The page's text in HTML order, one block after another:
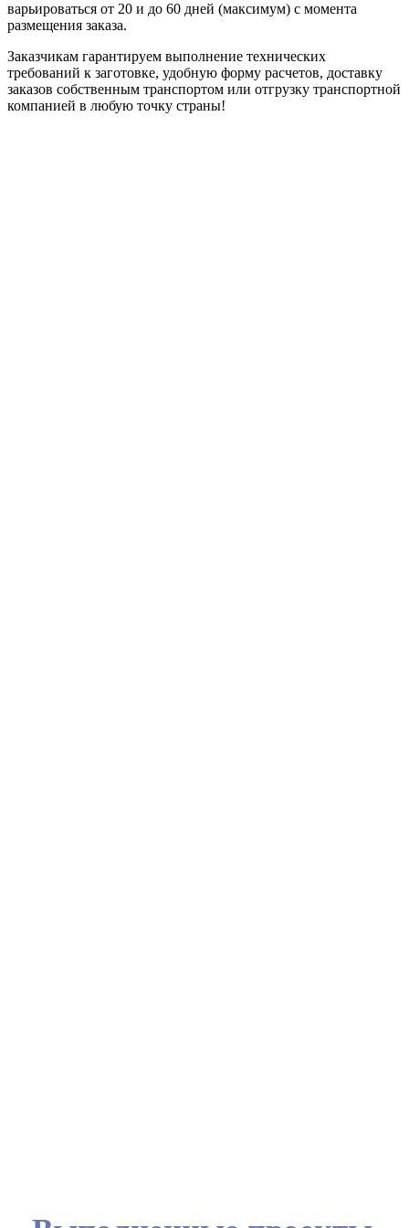
варьироваться от 20 и до 60 дней (максимум) с момента
размещения заказа.
Заказчикам гарантируем выполнение технических
требований к заготовке, удобную форму расчетов, доставку
заказов собственным транспортом или отгрузку транспортной
компанией в любую точку страны!